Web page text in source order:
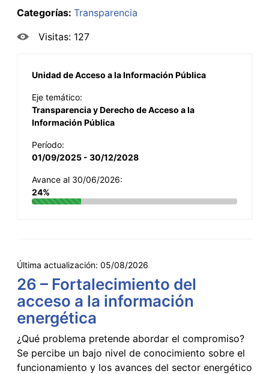
Categorías: Transparencia
Visitas: 127
Unidad de Acceso a la Información Pública
Eje temático:
Transparencia y Derecho de Acceso a la
Información Pública
Período:
01/09/2025 - 30/12/2028
Avance al 30/06/2026:
24%
Última actualización: 05/08/2026
26 – Fortalecimiento del
acceso a la información
energética
¿Qué problema pretende abordar el compromiso?
Se percibe un bajo nivel de conocimiento sobre el
funcionamiento y los avances del sector energético